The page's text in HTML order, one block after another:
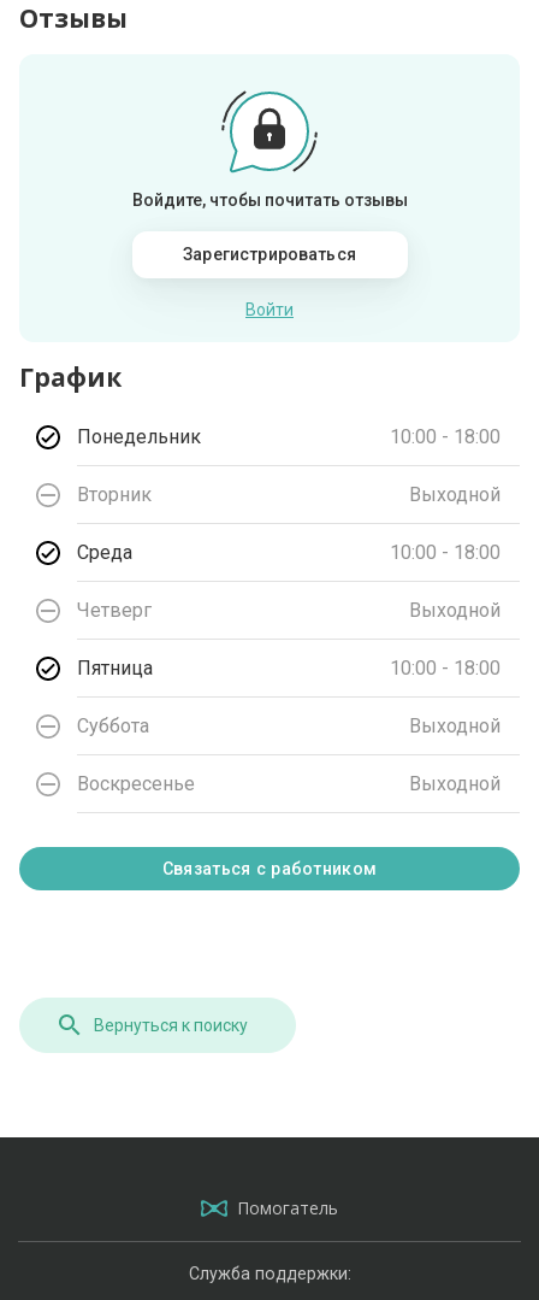
Отзывы
Войдите, чтобы почитать отзывы
Зарегистрироваться
Войти
График
Понедельник 10:00 - 18:00
Вторник Выходной
Среда 10:00 - 18:00
Четверг Выходной
Пятница 10:00 - 18:00
Суббота Выходной
Воскресенье Выходной
Связаться с работником
Вернуться к поиску
Помогатель
Служба поддержки: